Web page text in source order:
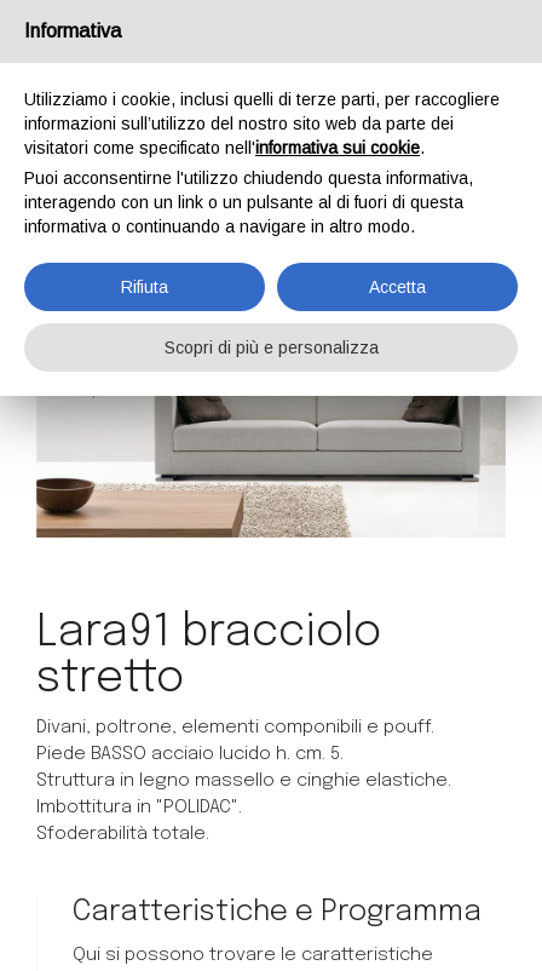
Lara91 bracciolo stretto
Home Divani Lara91 bracciolo stretto
Lara91 bracciolo
stretto
Divani, poltrone, elementi componibili e pouff.
Piede BASSO acciaio lucido h. cm. 5.
Struttura in legno massello e cinghie elastiche.
Imbottitura in "POLIDAC".
Sfoderabilità totale.
Caratteristiche e Programma
Qui si possono trovare le caratteristiche
Informativa
Utilizziamo i cookie, inclusi quelli di terze parti, per raccogliere
informazioni sull’utilizzo del nostro sito web da parte dei
visitatori come specificato nell'informativa sui cookie.
Puoi acconsentirne l'utilizzo chiudendo questa informativa,
interagendo con un link o un pulsante al di fuori di questa
informativa o continuando a navigare in altro modo.
Rifiuta Accetta
Scopri di più e personalizza